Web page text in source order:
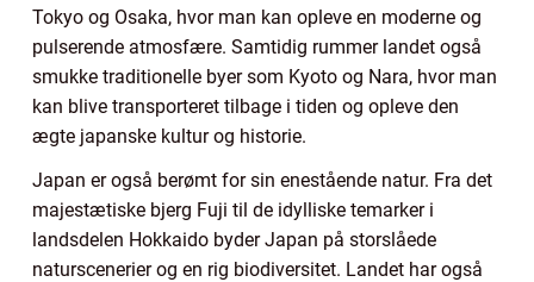
Tokyo og Osaka, hvor man kan opleve en moderne og
pulserende atmosfære. Samtidig rummer landet også
smukke traditionelle byer som Kyoto og Nara, hvor man
kan blive transporteret tilbage i tiden og opleve den
ægte japanske kultur og historie.
Japan er også berømt for sin enestående natur. Fra det
majestætiske bjerg Fuji til de idylliske temarker i
landsdelen Hokkaido byder Japan på storslåede
naturscenerier og en rig biodiversitet. Landet har også